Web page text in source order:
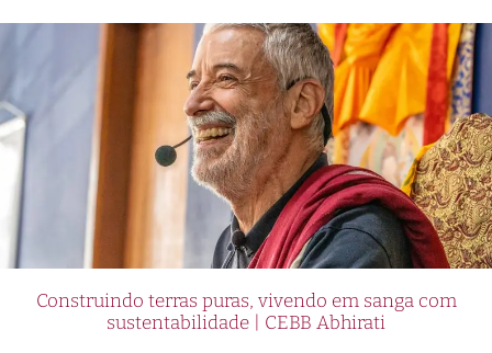
Construindo terras puras, vivendo em sanga com
sustentabilidade | CEBB Abhirati